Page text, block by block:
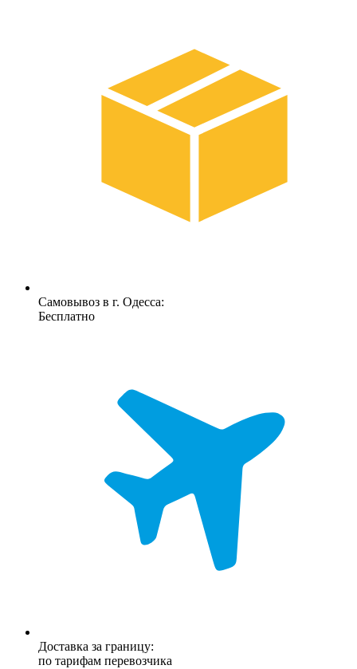
Самовывоз в г. Одесса:
Бесплатно
Доставка за границу:
по тарифам перевозчика